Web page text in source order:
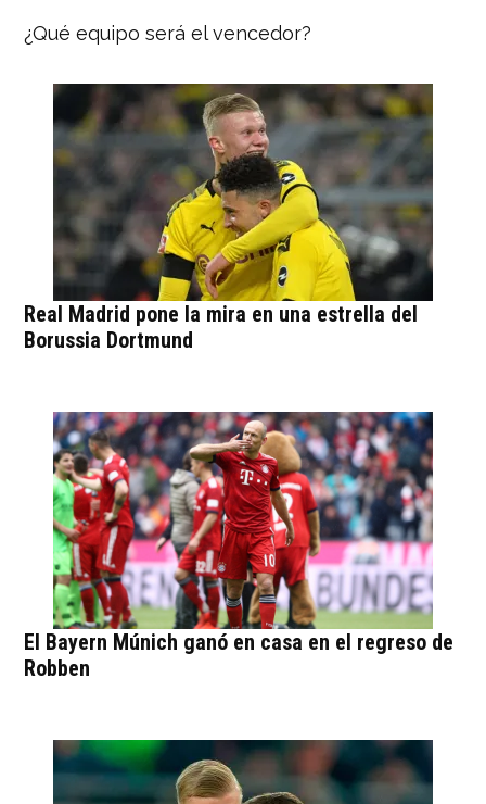
¿Qué equipo será el vencedor?
Real Madrid pone la mira en una estrella del
Borussia Dortmund
El Bayern Múnich ganó en casa en el regreso de
Robben